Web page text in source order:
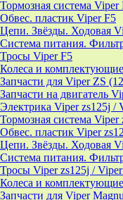
Тормозная система Viper
Обвес. пластик Viper F5
Цепи. Звёзды. Ходовая
Система питания.
Тросы Viper F5
Колеса и
Запчасти для Viper ZS
Запчасти на двигатель
Электрика Viper zs125j /
Тормозная система Viper
Обвес. пластик Viper
Цепи. Звёзды. Ходовая
Система питания.
Тросы Viper zs125j /
Колеса и
Запчасти для Viper